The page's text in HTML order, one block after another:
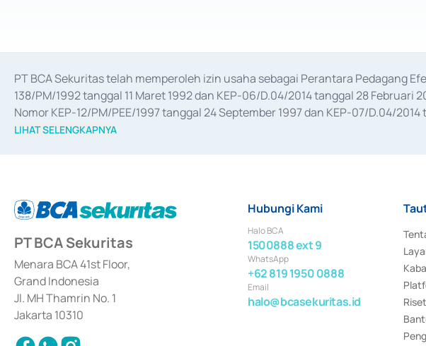
PT BCA Sekuritas telah memperoleh izin usaha sebagai Perantara Pedagang
138/PM/1992 tanggal 11 Maret 1992 dan KEP-06/D.04/2014 tanggal 28
Nomor KEP-12/PM/PEE/1997 tanggal 24 September 1997 dan KEP-07/D.04/
merger, akuisisi, divestasi, dan
LIHAT SELENGKAPNYA
PT BCA Sekuritas
Menara BCA 41st Floor,
Grand Indonesia
Jl. MH Thamrin No. 1
Jakarta 10310
Hubungi Kami
Halo BCA
1500888 ext 9
WhatsApp
+62 819 1950 0888
Email
halo@bcasekuritas.id
Riset